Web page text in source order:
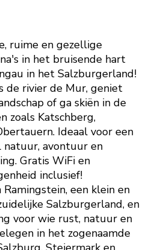
ruime en gezellige
in het bruisende hart
in het Salzburgerland!
de rivier de Mur, geniet
of ga skiën in de
zoals Katschberg,
Ideaal voor een
natuur, avontuur en
Gratis WiFi en
inclusief!
een klein en
Salzburgerland, en
voor wie rust, natuur en
in het zogenaamde